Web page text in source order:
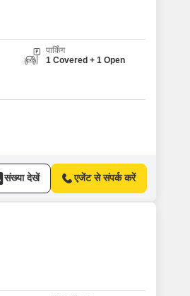
पार्किंग
1 Covered + 1 Open
संख्या देखें एजेंट से संपर्क करें